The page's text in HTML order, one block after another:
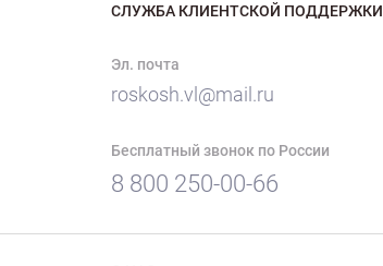
СЛУЖБА КЛИЕНТСКОЙ ПОДДЕРЖКИ
Эл. почта
roskosh.vl@mail.ru
Бесплатный звонок по России
8 800 250-00-66